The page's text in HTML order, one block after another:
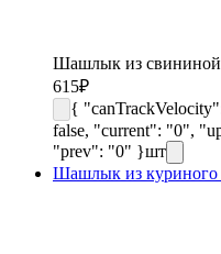
Шашлык из
615₽
{
false, "current": "0",
"prev": "0" }шт
Шашлык из куриного